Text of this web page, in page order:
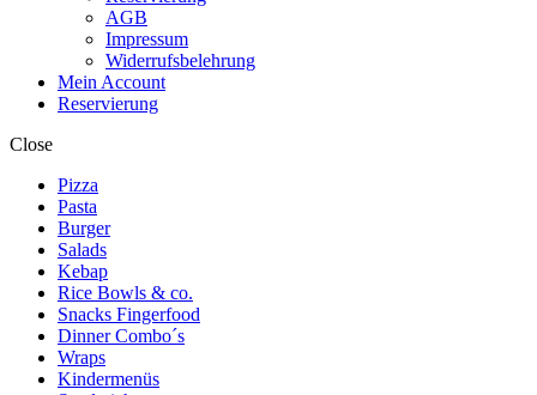
AGB
Impressum
Widerrufsbelehrung
Mein Account
Reservierung
Close
Pizza
Pasta
Burger
Salads
Kebap
Rice Bowls & co.
Snacks Fingerfood
Dinner Combo´s
Wraps
Kindermenüs